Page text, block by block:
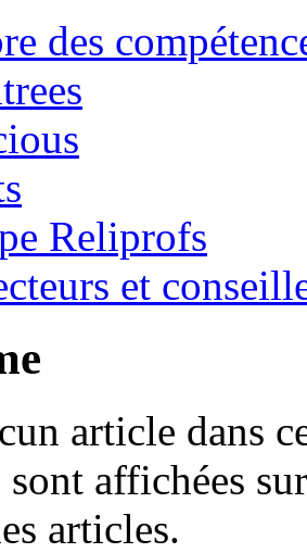
des
Reliprofs
et
article dans
sont affichées
articles.